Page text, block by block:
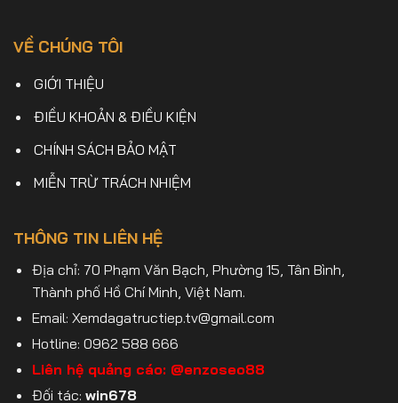
VỀ CHÚNG TÔI
GIỚI THIỆU
ĐIỀU KHOẢN & ĐIỀU KIỆN
CHÍNH SÁCH BẢO MẬT
MIỄN TRỪ TRÁCH NHIỆM
THÔNG TIN LIÊN HỆ
Địa chỉ: 70 Phạm Văn Bạch, Phường 15, Tân Bình,
Thành phố Hồ Chí Minh, Việt Nam.
Email: Xemdagatructiep.tv@gmail.com
Hotline: 0962 588 666
Liên hệ quảng cáo: @enzoseo88
Đối tác: win678